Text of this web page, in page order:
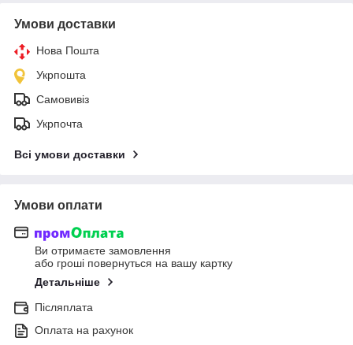
Умови доставки
Нова Пошта
Укрпошта
Самовивіз
Укрпочта
Всі умови доставки
Умови оплати
Ви отримаєте замовлення
або гроші повернуться на вашу картку
Детальніше
Післяплата
Оплата на рахунок